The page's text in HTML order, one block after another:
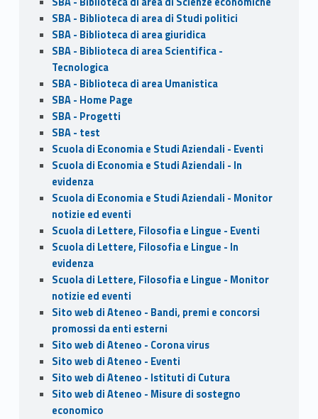
SBA - Biblioteca di area di Studi politici
SBA - Biblioteca di area giuridica
SBA - Biblioteca di area Scientifica -
Tecnologica
SBA - Biblioteca di area Umanistica
SBA - Home Page
SBA - Progetti
SBA - test
Scuola di Economia e Studi Aziendali - Eventi
Scuola di Economia e Studi Aziendali - In
evidenza
Scuola di Economia e Studi Aziendali - Monitor
notizie ed eventi
Scuola di Lettere, Filosofia e Lingue - Eventi
Scuola di Lettere, Filosofia e Lingue - In
evidenza
Scuola di Lettere, Filosofia e Lingue - Monitor
notizie ed eventi
Sito web di Ateneo - Bandi, premi e concorsi
promossi da enti esterni
Sito web di Ateneo - Corona virus
Sito web di Ateneo - Eventi
Sito web di Ateneo - Istituti di Cutura
Sito web di Ateneo - Misure di sostegno
economico